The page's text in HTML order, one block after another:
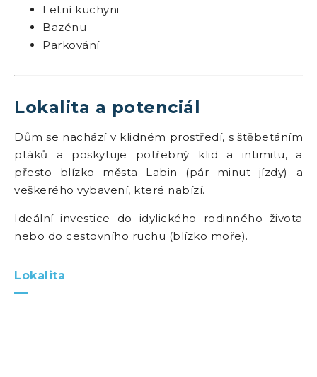
Letní kuchyni
Bazénu
Parkování
Lokalita a potenciál
Dům se nachází v klidném prostředí, s štěbetáním
ptáků a poskytuje potřebný klid a intimitu, a
přesto blízko města Labin (pár minut jízdy) a
veškerého vybavení, které nabízí.
Ideální investice do idylického rodinného života
nebo do cestovního ruchu (blízko moře).
Lokalita